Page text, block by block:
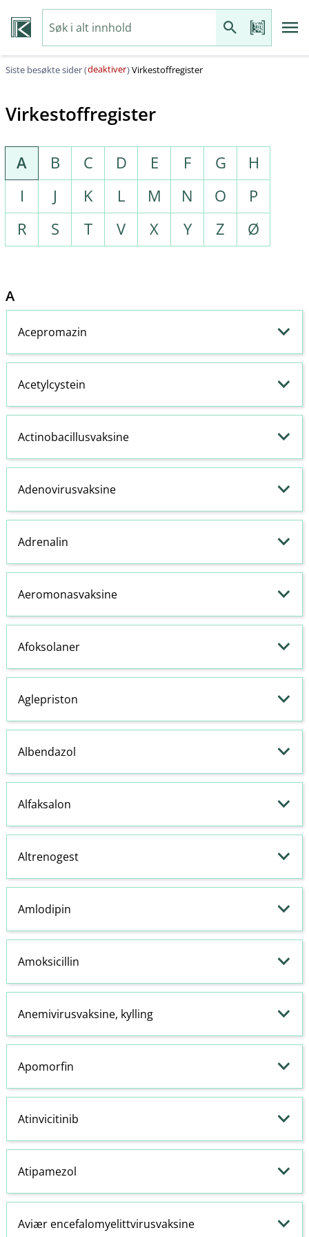
Siste besøkte sider (deaktiver)Virkestoffregister
Virkestoffregister
A B C D E F G
H
I
J K L M N O
P
R
S T V X Y Z Ø
A
Acepromazin
Acetylcystein
Actinobacillusvaksine
Adenovirusvaksine
Adrenalin
Aeromonasvaksine
Afoksolaner
Aglepriston
Albendazol
Alfaksalon
Altrenogest
Amlodipin
Amoksicillin
Anemivirusvaksine, kylling
Apomorfin
Atinvicitinib
Atipamezol
Aviær encefalomyelittvirusvaksine